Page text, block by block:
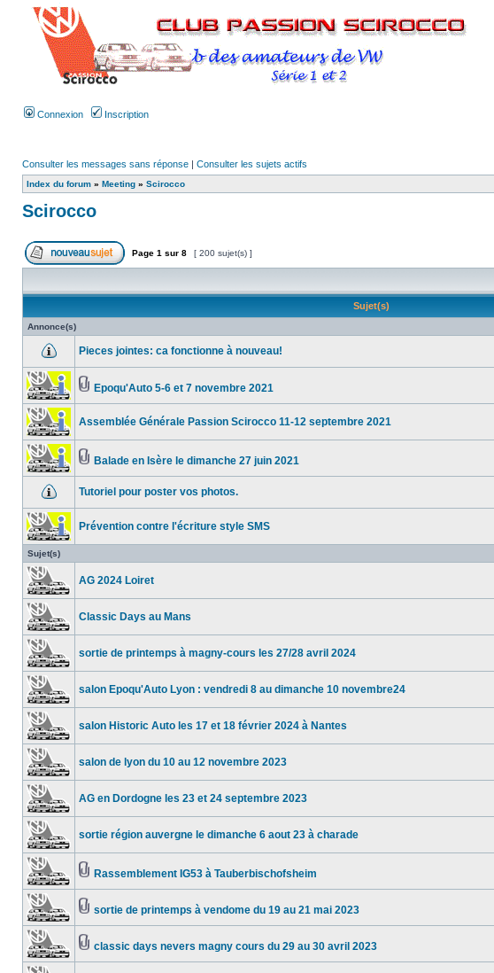
Connexion Inscription
Consulter les messages sans réponse | Consulter les sujets actifs
Index du forum » Meeting » Scirocco
Scirocco
Page 1 sur 8 [ 200 sujet(s) ]
Sujet(s)
Annonce(s)
Pieces jointes: ca fonctionne à nouveau!
Epoqu'Auto 5-6 et 7 novembre 2021
Assemblée Générale Passion Scirocco 11-12 septembre 2021
Balade en Isère le dimanche 27 juin 2021
Tutoriel pour poster vos photos.
Prévention contre l'écriture style SMS
Sujet(s)
AG 2024 Loiret
Classic Days au Mans
sortie de printemps à magny-cours les 27/28 avril 2024
salon Epoqu'Auto Lyon : vendredi 8 au dimanche 10 novembre24
salon Historic Auto les 17 et 18 février 2024 à Nantes
salon de lyon du 10 au 12 novembre 2023
AG en Dordogne les 23 et 24 septembre 2023
sortie région auvergne le dimanche 6 aout 23 à charade
Rassemblement IG53 à Tauberbischofsheim
sortie de printemps à vendome du 19 au 21 mai 2023
classic days nevers magny cours du 29 au 30 avril 2023